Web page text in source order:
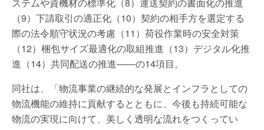
（9）下請取引の適正化（10）契約の相手方を選定する
際の法令順守状況の考慮（11）荷役作業時の安全対策
（12）梱包サイズ最適化の取組推進（13）デジタル化推
進（14）共同配送の推進――の14項目。
同社は、「物流事業の継続的な発展とインフラとしての
物流機能の維持に貢献するとともに、今後も持続可能な
物流の実現に向けて、美しく透明な流れをつくってい